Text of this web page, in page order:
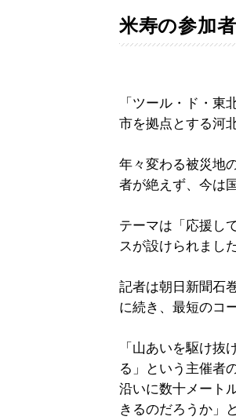
米寿の参加
「ツール・ド・
市を拠点とする河
年々変わる被災地
者が絶えず、今は
テーマは「応援し
スが設けられました
記者は朝日新聞石
に続き、最短のコ
「山あいを駆け抜
る」という主催者
沿いに数十メート
きるのだろうか」